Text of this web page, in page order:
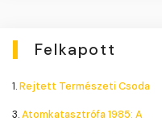
Felkapott
1.Rejtett Természeti Csoda
3.Atomkatasztrófa 1985: A